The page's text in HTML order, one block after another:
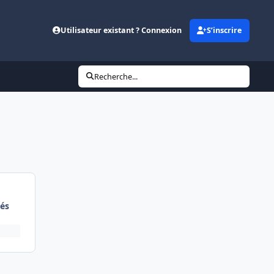
Utilisateur existant ? Connexion S’inscrire
Recherche...